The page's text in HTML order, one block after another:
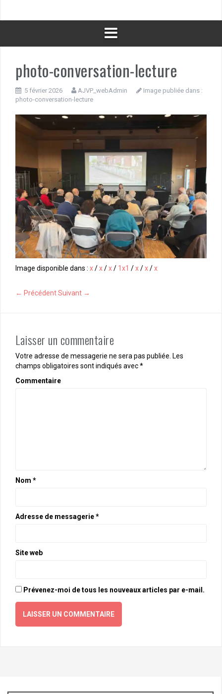
photo-conversation-lecture
5 février 2026 AJVP_webAdmin
Image publiée dans :
photo-conversation-lecture
Image disponible dans : x/x/x/ 1x1 /x/x/x
← PrécédentSuivant →
Laisser un commentaire
Votre adresse de messagerie ne sera pas publiée. Les
champs obligatoires sont indiqués avec*
Commentaire
Nom *
Adresse de messagerie*
Site web
Prévenez-moi de tous les nouveaux articles par e-mail.